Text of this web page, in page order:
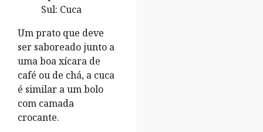
Um prato que deve
ser saboreado junto a
uma boa xícara de
café ou de chá, a cuca
é similar a um bolo
com camada
crocante.